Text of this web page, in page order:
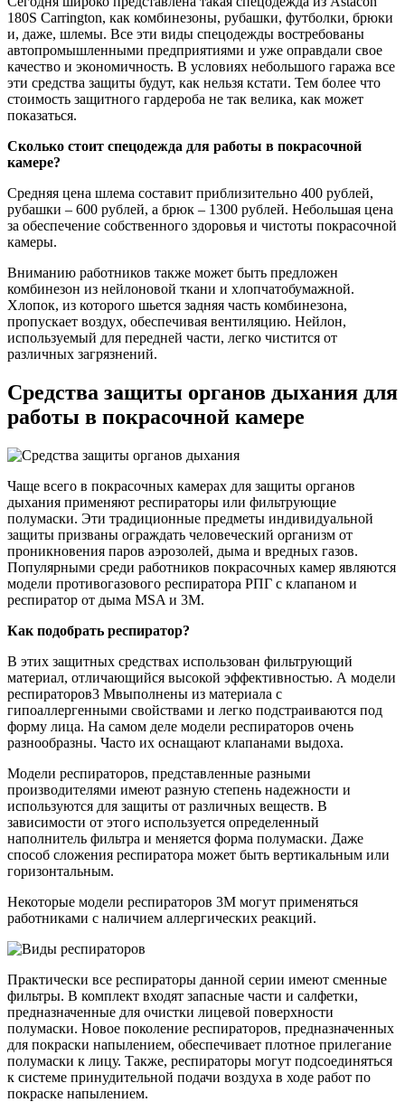
180S Carrington, как комбинезоны, рубашки, футболки, брюки
и, даже, шлемы. Все эти виды спецодежды востребованы
автопромышленными предприятиями и уже оправдали свое
качество и экономичность. В условиях небольшого гаража все
эти средства защиты будут, как нельзя кстати. Тем более что
стоимость защитного гардероба не так велика, как может
показаться.
Сколько стоит спецодежда для работы в покрасочной
камере?
Средняя цена шлема составит приблизительно 400 рублей,
рубашки – 600 рублей, а брюк – 1300 рублей. Небольшая цена
за обеспечение собственного здоровья и чистоты покрасочной
камеры.
Вниманию работников также может быть предложен
комбинезон из нейлоновой ткани и хлопчатобумажной.
Хлопок, из которого шьется задняя часть комбинезона,
пропускает воздух, обеспечивая вентиляцию. Нейлон,
используемый для передней части, легко чистится от
различных загрязнений.
Средства защиты органов дыхания для
работы в покрасочной камере
Чаще всего в покрасочных камерах для защиты органов
дыхания применяют респираторы или фильтрующие
полумаски. Эти традиционные предметы индивидуальной
защиты призваны ограждать человеческий организм от
проникновения паров аэрозолей, дыма и вредных газов.
Популярными среди работников покрасочных камер являются
модели противогазового респиратора РПГ с клапаном и
респиратор от дыма MSA и 3M.
Как подобрать респиратор?
В этих защитных средствах использован фильтрующий
материал, отличающийся высокой эффективностью. А модели
респираторов3 Мвыполнены из материала с
гипоаллергенными свойствами и легко подстраиваются под
форму лица. На самом деле модели респираторов очень
разнообразны. Часто их оснащают клапанами выдоха.
Модели респираторов, представленные разными
производителями имеют разную степень надежности и
используются для защиты от различных веществ. В
зависимости от этого используется определенный
наполнитель фильтра и меняется форма полумаски. Даже
способ сложения респиратора может быть вертикальным или
горизонтальным.
Некоторые модели респираторов 3M могут применяться
работниками с наличием аллергических реакций.
Практически все респираторы данной серии имеют сменные
фильтры. В комплект входят запасные части и салфетки,
предназначенные для очистки лицевой поверхности
полумаски. Новое поколение респираторов, предназначенных
для покраски напылением, обеспечивает плотное прилегание
полумаски к лицу. Также, респираторы могут подсоединяться
к системе принудительной подачи воздуха в ходе работ по
покраске напылением.